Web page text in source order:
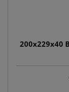
200x229x40